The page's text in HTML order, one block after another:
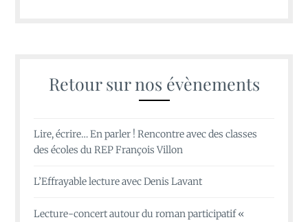
Retour sur nos évènements
Lire, écrire… En parler ! Rencontre avec des classes
des écoles du REP François Villon
L’Effrayable lecture avec Denis Lavant
Lecture-concert autour du roman participatif «